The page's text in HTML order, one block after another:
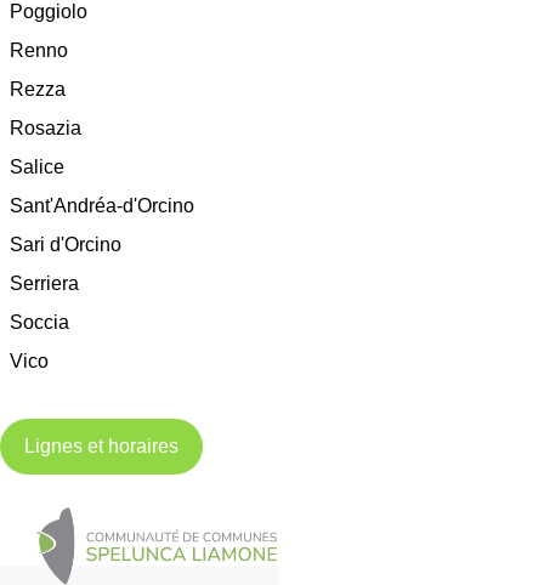
Poggiolo
Renno
Rezza
Rosazia
Salice
Sant'Andréa-d'Orcino
Sari d'Orcino
Serriera
Soccia
Vico
Lignes et horaires